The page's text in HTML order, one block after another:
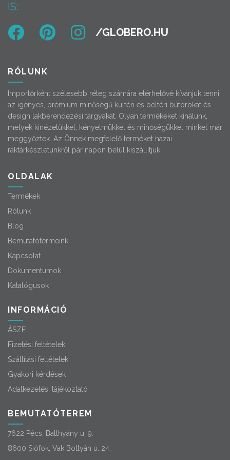
IS:
RÓLUNK
Importőrként szélesebb réteg számára elérhetővé kívánjuk tenni
az igényes, prémium minőségű kültéri és beltéri bútorokat és
design lakberendezési tárgyakat. Olyan termékeket kínálunk,
melyek kinézetükkel, kényelmükkel és minőségükkel minket már
meggyőztek. Az Önnek megfelelő terméket hazai
raktárkészletünkről pár napon belül kiszállítjuk.
OLDALAK
Termékek
Rólunk
Blog
Bemutatótermeink
Kapcsolat
Dokumentumok
Katalógusok
INFORMÁCIÓ
ÁSZF
Fizetési feltételek
Szállítási feltételek
Gyakori kérdések
Adatkezelési tájékoztató
BEMUTATÓTEREM
7622 Pécs, Batthyány u. 9.
8600 Siófok, Vak Bottyán u. 24.